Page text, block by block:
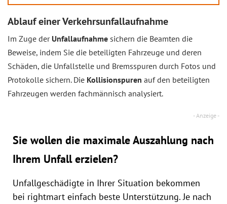
Ablauf einer Verkehrsunfallaufnahme
Im Zuge der Unfallaufnahme sichern die Beamten die
Beweise, indem Sie die beteiligten Fahrzeuge und deren
Schäden, die Unfallstelle und Bremsspuren durch Fotos und
Protokolle sichern. Die Kollisionspuren auf den beteiligten
Fahrzeugen werden fachmännisch analysiert.
Sie wollen die maximale Auszahlung nach
Ihrem Unfall erzielen?
Unfallgeschädigte in Ihrer Situation bekommen
bei rightmart einfach beste Unterstützung. Je nach